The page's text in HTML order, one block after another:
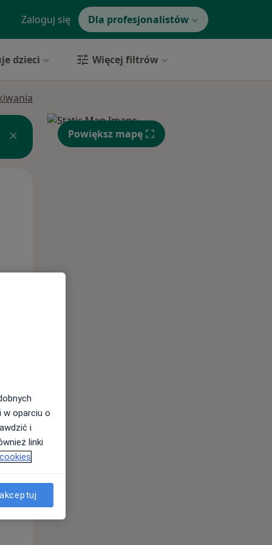
Zaloguj się Dla profesjonalistów
dzieci Więcej filtrów
Wt,
11 Sie
Powiększ mapę
w oparciu o
i
linki